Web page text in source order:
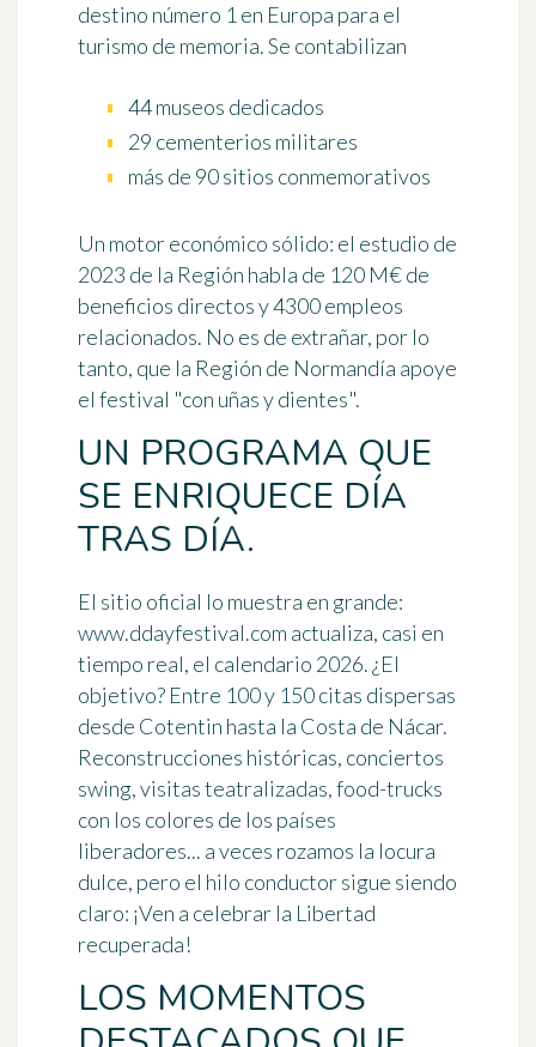
destino número 1 en Europa para el
turismo de memoria. Se contabilizan
44 museos dedicados
29 cementerios militares
más de 90 sitios conmemorativos
Un motor económico sólido: el estudio de
2023 de la Región habla de 120 M€ de
beneficios directosy 4300 empleos
relacionados. No es de extrañar, por lo
tanto, que la Región de Normandía apoye
el festival "con uñas y dientes".
UN PROGRAMA QUE
SE ENRIQUECE DÍA
TRAS DÍA.
El sitio oficial lo muestra en grande:
www.ddayfestival.com actualiza, casi en
tiempo real, el calendario 2026. ¿El
objetivo? Entre 100 y 150 citas dispersas
desde Cotentin hasta la Costa de Nácar.
Reconstrucciones históricas, conciertos
swing, visitas teatralizadas, food-trucks
con los colores de los países
liberadores... a veces rozamos la locura
dulce, pero el hilo conductor sigue siendo
claro: ¡Ven a celebrar la Libertad
recuperada!
LOS MOMENTOS